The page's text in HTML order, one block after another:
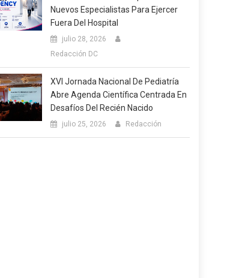
Nuevos Especialistas Para Ejercer
Fuera Del Hospital
julio 28, 2026
Redacción DC
XVI Jornada Nacional De Pediatría
Abre Agenda Científica Centrada En
Desafíos Del Recién Nacido
julio 25, 2026 Redacción